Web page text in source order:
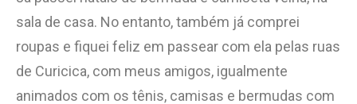
sala de casa. No entanto, também já comprei
roupas e fiquei feliz em passear com ela pelas ruas
de Curicica, com meus amigos, igualmente
animados com os tênis, camisas e bermudas com